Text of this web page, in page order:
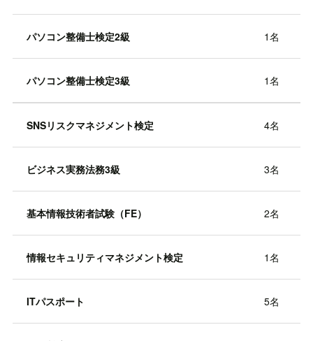
パソコン整備士検定2級 1名
パソコン整備士検定3級 1名
SNSリスクマネジメント検定 4名
ビジネス実務法務3級 3名
基本情報技術者試験（FE） 2名
情報セキュリティマネジメント検定 1名
ITパスポート 5名